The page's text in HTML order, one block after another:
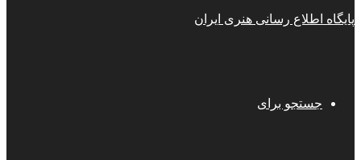
پایگاه اطلاع رسانی هنری ایران
جستجو برای